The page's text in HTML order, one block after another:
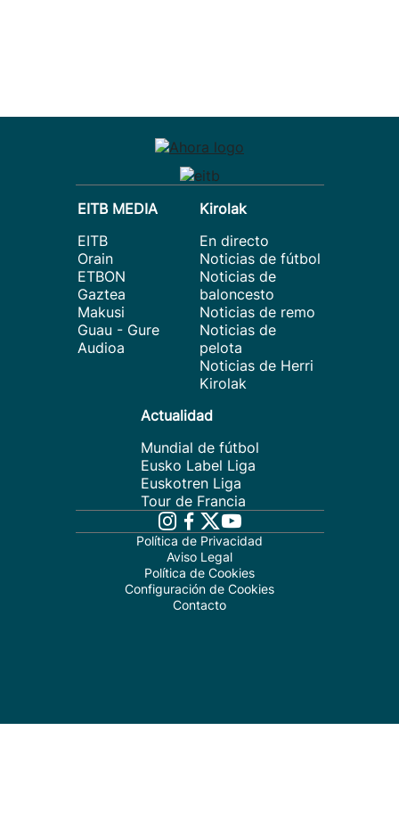
EITB MEDIA
EITB
Orain
ETBON
Gaztea
Makusi
Guau - Gure
Audioa
Kirolak
En directo
Noticias de fútbol
Noticias de
baloncesto
Noticias de remo
Noticias de
pelota
Noticias de Herri
Kirolak
Actualidad
Mundial de fútbol
Eusko Label Liga
Euskotren Liga
Tour de Francia
Política de Privacidad
Aviso Legal
Política de Cookies
Configuración de Cookies
Contacto